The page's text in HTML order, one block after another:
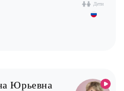
Дети
Юрьевна